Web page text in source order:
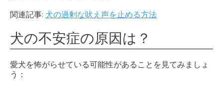
関連記事: 犬の過剰な吠え声を止める方法
犬の不安症の原因は？
愛犬を怖がらせている可能性があることを見てみましょ
う：